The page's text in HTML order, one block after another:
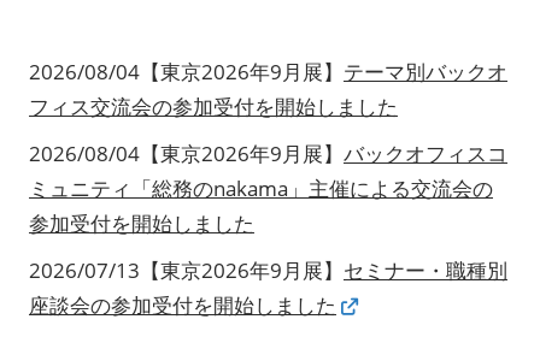
2026/08/04【東京2026年9月展】 テーマ別バックオ
フィス交流会の参加受付を開始しました
2026/08/04【東京2026年9月展】 バックオフィスコ
ミュニティ「総務のnakama」主催による交流会の
参加受付を開始しました
2026/07/13【東京2026年9月展】 セミナー・職種別
座談会の参加受付を開始しました